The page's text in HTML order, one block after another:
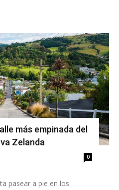
más empinada del
Zelanda
0
pasear a pie en los